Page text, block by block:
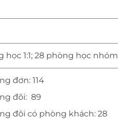
học 1:1; 28 phòng học nhóm
đơn: 114
đôi: 89
đôi có phòng khách: 28